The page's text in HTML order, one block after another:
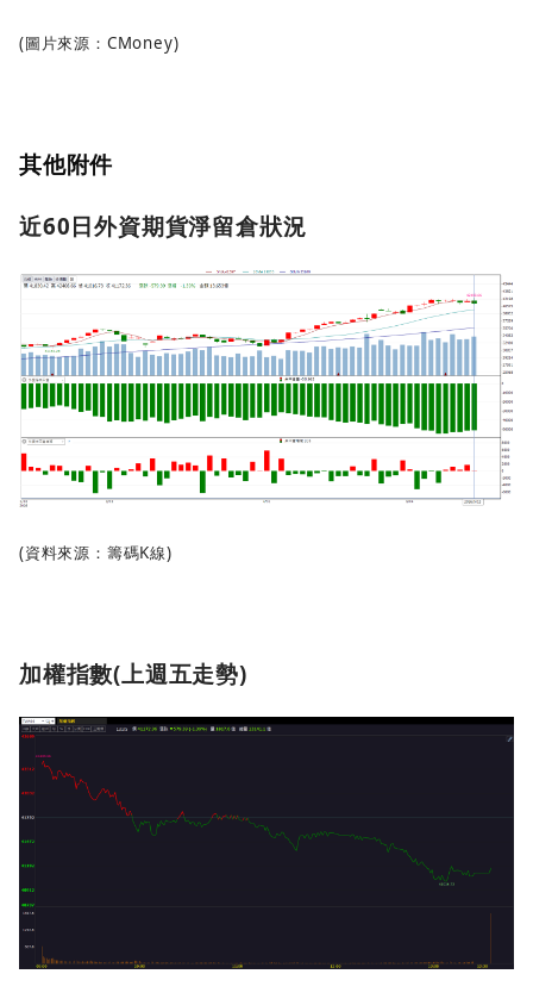
(圖片來源：CMoney)
其他附件
近60日外資期貨淨留倉狀況
(資料來源：籌碼K線)
加權指數(上週五走勢)